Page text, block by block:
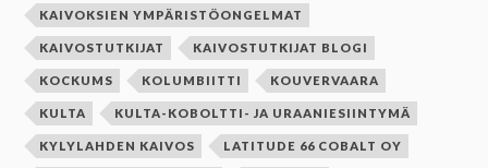
KAIVOKSIEN YMPÄRISTÖONGELMAT
KAIVOSTUTKIJAT KAIVOSTUTKIJAT BLOGI
KOCKUMS KOLUMBIITTI KOUVERVAARA
KULTA KULTA-KOBOLTTI- JA URAANIESIINTYMÄ
KYLYLAHDEN KAIVOS LATITUDE 66 COBALT OY